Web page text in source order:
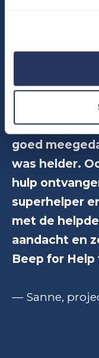
— Dennis
“Het
heb ik als
ervaren. Het
hoe wij naar
goed
goed
was helder.
hulp
superhelper
met de
aandacht en
Beep for
— Sanne,